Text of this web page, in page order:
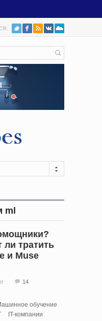
ml
ли тратить
и Muse
14
обучение
IT-компании